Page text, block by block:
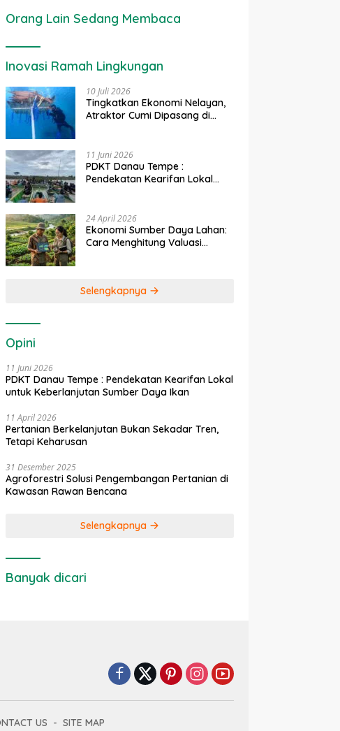
Orang Lain Sedang Membaca
Inovasi Ramah Lingkungan
10 Juli 2026
Tingkatkan Ekonomi Nelayan,
Atraktor Cumi Dipasang di
11 Juni 2026
PDKT Danau Tempe :
Pendekatan Kearifan Lokal
24 April 2026
Ekonomi Sumber Daya Lahan:
Cara Menghitung Valuasi
Selengkapnya
Opini
11 Juni 2026
PDKT Danau Tempe : Pendekatan Kearifan Lokal
untuk Keberlanjutan Sumber Daya Ikan
11 April 2026
Pertanian Berkelanjutan Bukan Sekadar Tren,
Tetapi Keharusan
31 Desember 2025
Agroforestri Solusi Pengembangan Pertanian di
Kawasan Rawan Bencana
Selengkapnya
Banyak dicari
US SITE MAP